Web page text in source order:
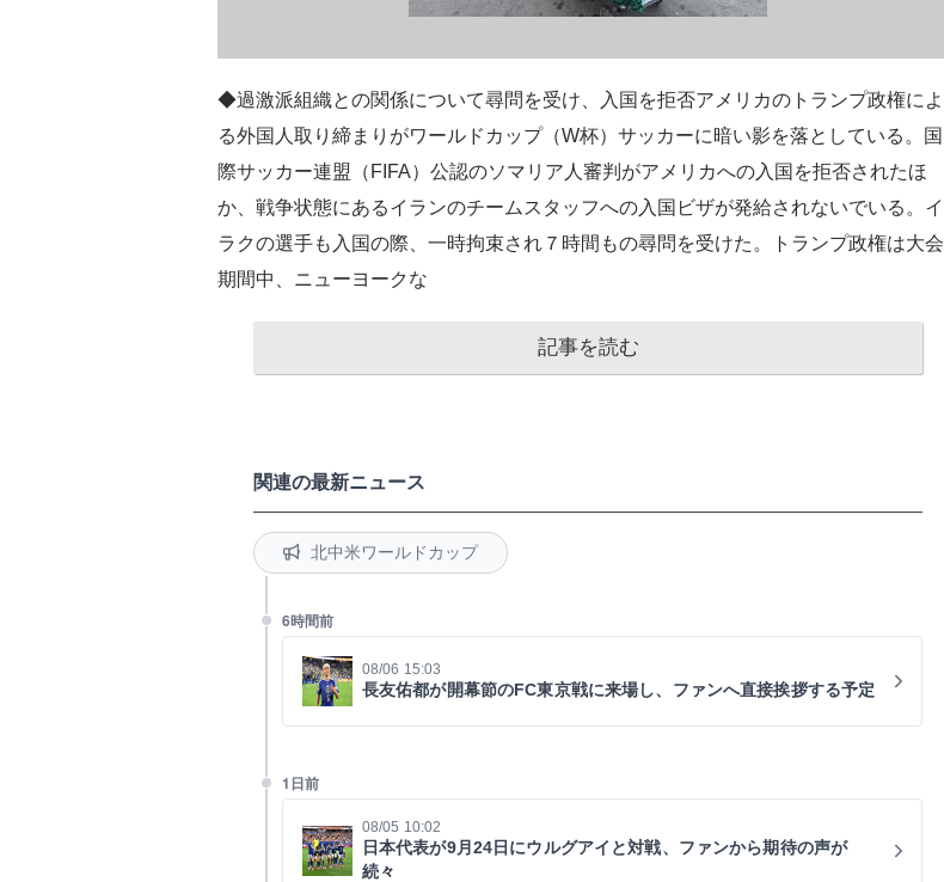
◆過激派組織との関係について尋問を受け、入国を拒否アメリカのトランプ政権によ
る外国人取り締まりがワールドカップ（W杯）サッカーに暗い影を落としている。国
際サッカー連盟（FIFA）公認のソマリア人審判がアメリカへの入国を拒否されたほ
か、戦争状態にあるイランのチームスタッフへの入国ビザが発給されないでいる。イ
ラクの選手も入国の際、一時拘束され７時間もの尋問を受けた。トランプ政権は大会
期間中、ニューヨークな
記事を読む
関連の最新ニュース
北中米ワールドカップ
6時間前
08/06 15:03
長友佑都が開幕節のFC東京戦に来場し、ファンへ直接挨拶する予定
1日前
08/05 10:02
日本代表が9月24日にウルグアイと対戦、ファンから期待の声が
続々